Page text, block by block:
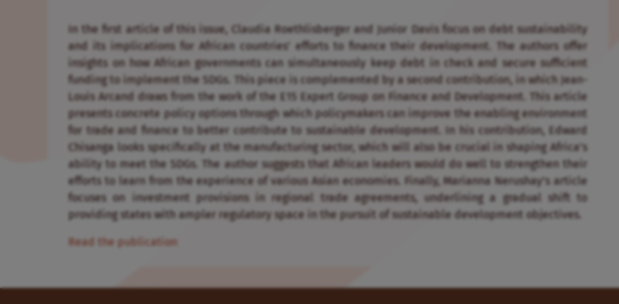
In the first article of this issue, Claudia Roethlisberger and Junior Davis focus on debt sustainability
and its implications for African countries’ efforts to finance their development. The authors offer
insights on how African governments can simultaneously keep debt in check and secure sufficient
funding to implement the SDGs. This piece is complemented by a second contribution, in which Jean-
Louis Arcand draws from the work of the E15 Expert Group on Finance and Development. This article
presents concrete policy options through which policymakers can improve the enabling environment
for trade and finance to better contribute to sustainable development. In his contribution, Edward
Chisanga looks specifically at the manufacturing sector, which will also be crucial in shaping Africa’s
ability to meet the SDGs. The author suggests that African leaders would do well to strengthen their
efforts to learn from the experience of various Asian economies. Finally, Marianna Nerushay’s article
focuses on investment provisions in regional trade agreements, underlining a gradual shift to
providing states with ampler regulatory space in the pursuit of sustainable development objectives.
Read the publication